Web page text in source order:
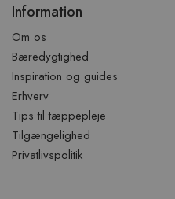
Information
Om os
Bæredygtighed
Inspiration og guides
Erhverv
Tips til tæppepleje
Tilgængelighed
Privatlivspolitik